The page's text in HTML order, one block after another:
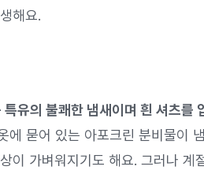
해요.
유의 불쾌한 냄새이며 흰 셔츠를
에 묻어 있는 아포크린 분비물이
이 가벼워지기도 해요. 그러나 계